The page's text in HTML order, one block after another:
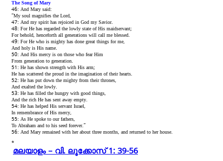
The Song of Mary
46: And Mary said:
“My soul magnifies the Lord,
47: And my spirit has rejoiced in God my Savior.
48: ForHe has regarded the lowly state of His maidservant;
For behold, henceforth all generations will call me blessed.
49: For He who is mighty has done great things for me,
And holy is His name.
50: And His mercy is on those who fear Him
From generation to generation.
51: He has shown strength with His arm;
He has scattered the proud in the imagination of their hearts.
52: He has put down the mighty from theirthrones,
And exalted the lowly.
53: He has filled the hungry with good things,
And the rich He has sent away empty.
54: He has helped His servant Israel,
In remembrance ofHis mercy,
55: As He spoke to ourfathers,
To Abraham and to his seed forever.”
56: And Mary remained with her about three months, and returned to her house.
*
മലയാളം – വി. ലൂക്കോസ് 1: 39-56